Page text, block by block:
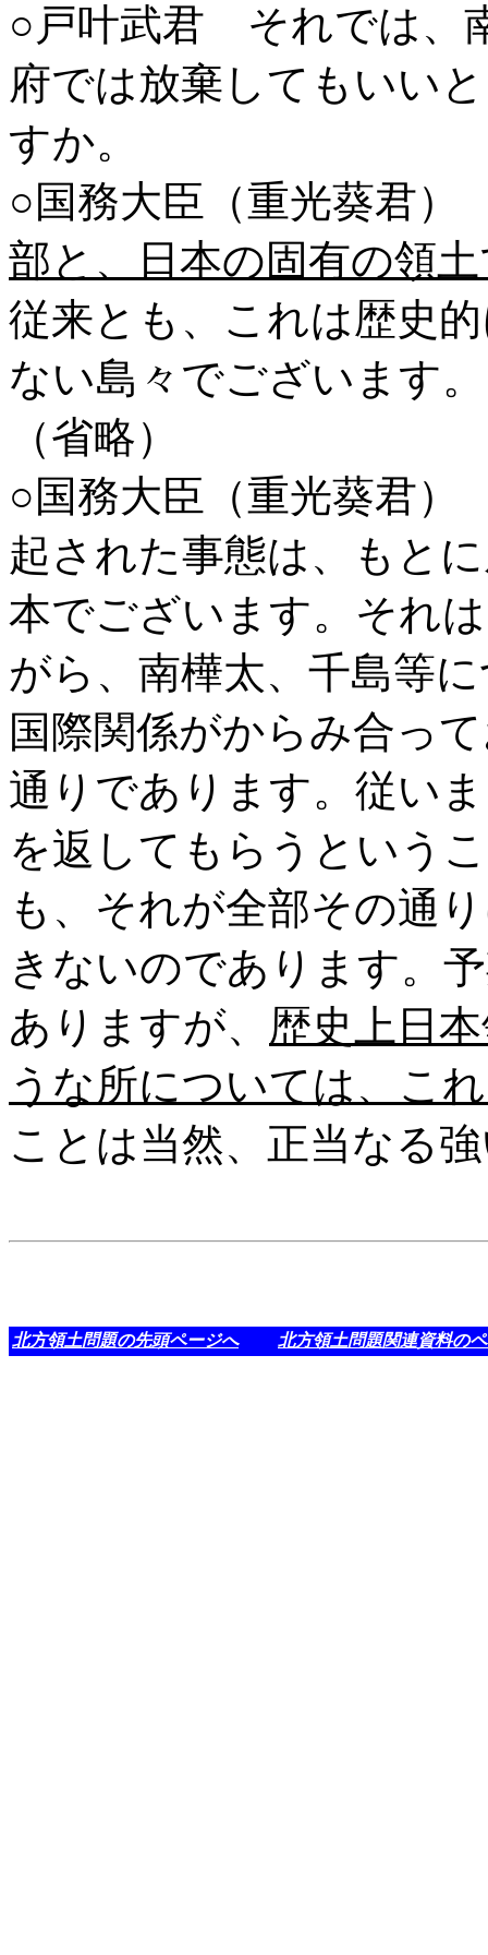
○戸叶武君 それでは、
府では放棄してもいい
すか。
○国務大臣（重光葵君
部と、日本の固有の領
従来とも、これは歴史
ない島々でございます。
（省略）
○国務大臣（重光葵君
起された事態は、もと
本でございます。それ
がら、南樺太、千島等
国際関係がからみ合っ
通りであります。従い
を返してもらうという
も、それが全部その通
きないのであります。
ありますが、 歴史上日
うな所については、こ
ことは当然、正当なる
北方領土問題の先頭ページへ 北方領土問題関連資料の